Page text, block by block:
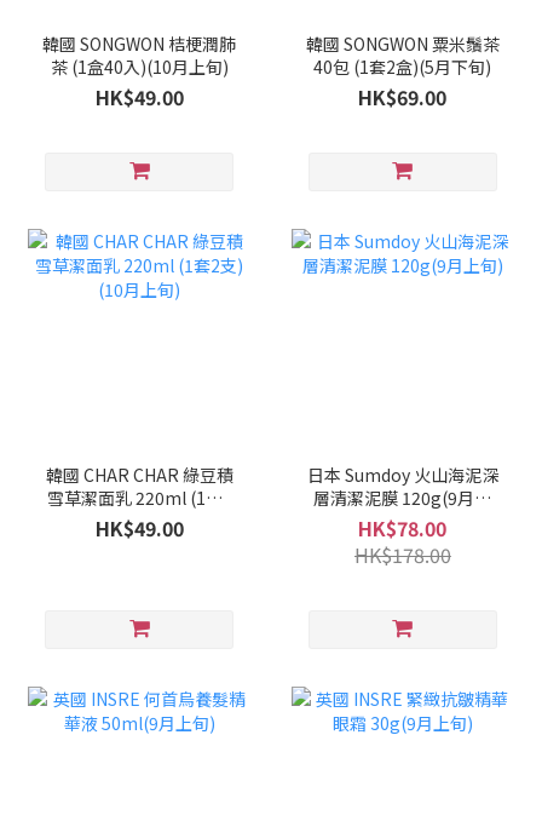
韓國 SONGWON 桔梗潤肺
茶 (1盒40入)(10月上旬)
HK$49.00
韓國 SONGWON 粟米鬚茶
40包 (1套2盒)(5月下旬)
HK$69.00
韓國 CHAR CHAR 綠豆積
雪草潔面乳 220ml (1套2
支)(10月上旬)
HK$49.00
日本 Sumdoy 火山海泥深
層清潔泥膜 120g(9月上
旬)
HK$78.00
HK$178.00